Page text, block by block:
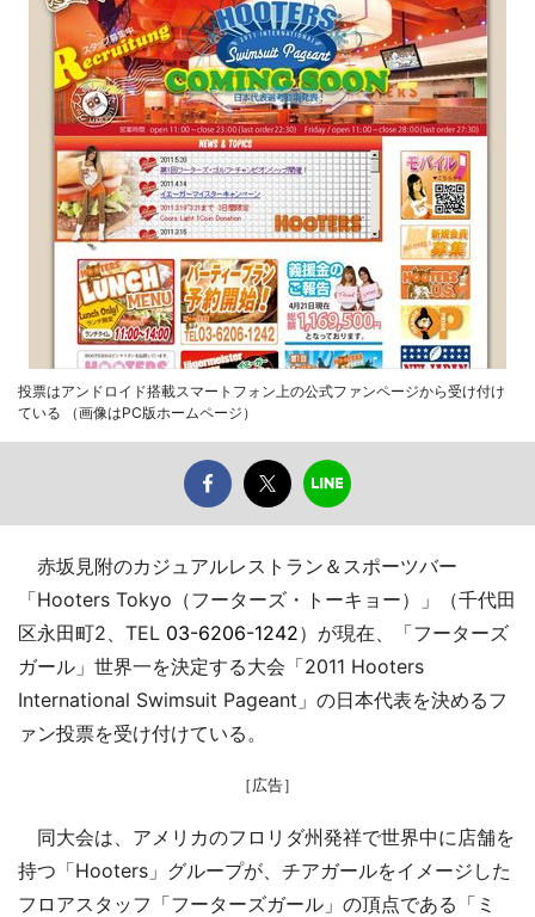
投票はアンドロイド搭載スマートフォン上の公式ファンページから受け付け
ている （画像はPC版ホームページ）
赤坂見附のカジュアルレストラン＆スポーツバー
「Hooters Tokyo（フーターズ・トーキョー）」（千代田
区永田町2、TEL 03-6206-1242）が現在、「フーターズ
ガール」世界一を決定する大会「2011 Hooters
International Swimsuit Pageant」の日本代表を決めるフ
ァン投票を受け付けている。
［広告］
同大会は、アメリカのフロリダ州発祥で世界中に店舗を
持つ「Hooters」グループが、チアガールをイメージした
フロアスタッフ「フーターズガール」の頂点である「ミ